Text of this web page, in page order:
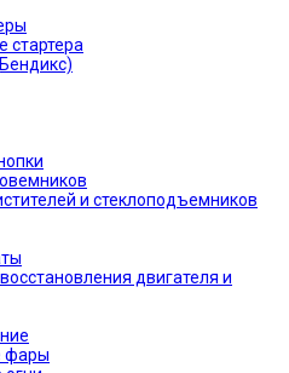
стартера
и стеклоподъемников
двигателя и
фары